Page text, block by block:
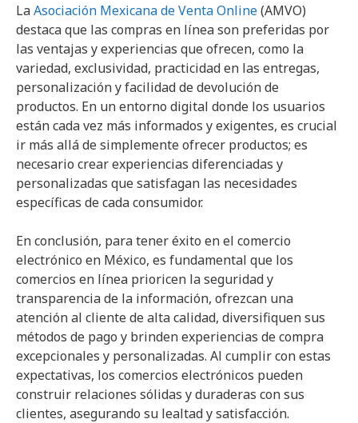
LaAsociación Mexicana de Venta Online(AMVO)
destaca que las compras en línea son preferidas por
las ventajas y experiencias que ofrecen, como la
variedad, exclusividad, practicidad en las entregas,
personalización y facilidad de devolución de
productos. En un entorno digital donde los usuarios
están cada vez más informados y exigentes, es crucial
ir más allá de simplemente ofrecer productos; es
necesario crear experiencias diferenciadas y
personalizadas que satisfagan las necesidades
específicas de cada consumidor.
En conclusión, para tener éxito en el comercio
electrónico en México, es fundamental que los
comercios en línea prioricen la seguridad y
transparencia de la información, ofrezcan una
atención al cliente de alta calidad, diversifiquen sus
métodos de pago y brinden experiencias de compra
excepcionales y personalizadas. Al cumplir con estas
expectativas, los comercios electrónicos pueden
construir relaciones sólidas y duraderas con sus
clientes, asegurando su lealtad y satisfacción.